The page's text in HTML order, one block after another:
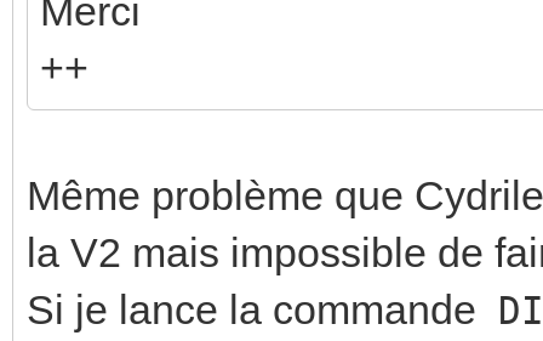
Merci
++
Même problème que
la V2 mais impossible de
Si je lance la commande